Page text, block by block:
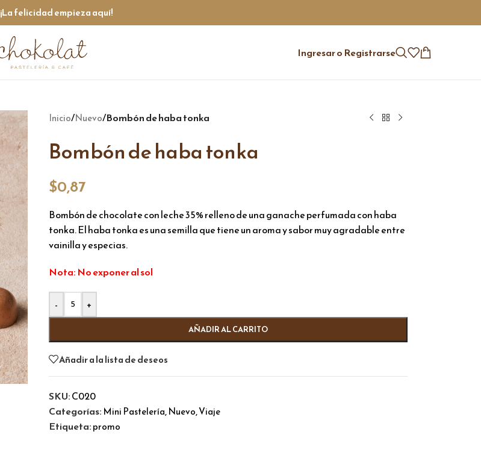
¡La felicidad empieza aquí!
Ingresar o Registrarse
Inicio/Nuevo/Bombón de haba tonka
Bombón de haba tonka
$0,87
Bombón de chocolate con leche 35% relleno de una ganache perfumada con haba
tonka. El haba tonka es una semilla que tiene un aroma y sabor muy agradable entre
vainilla y especias.
Nota: No exponer al sol
- +
AÑADIR AL CARRITO
Alternative:
Añadir a la lista de deseos
SKU:C020
Categorías: Mini Pastelería,Nuevo,Viaje
Etiqueta:promo